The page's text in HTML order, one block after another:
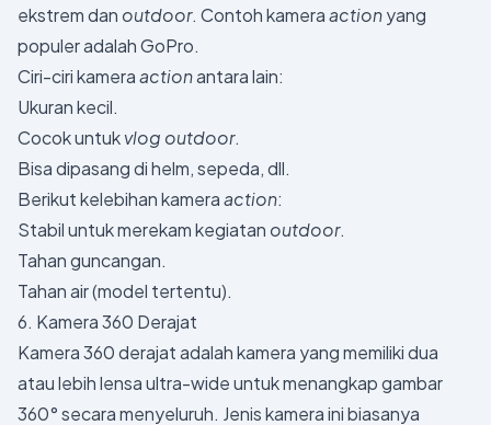
ekstrem dan outdoor. Contoh kameraactionyang
populer adalah GoPro.
Ciri-ciri kameraactionantara lain:
Ukuran kecil.
Cocok untukvlog outdoor.
Bisa dipasang di helm, sepeda, dll.
Berikut kelebihan kameraaction:
Stabil untuk merekam kegiatan outdoor.
Tahan guncangan.
Tahan air (model tertentu).
6. Kamera 360 Derajat
Kamera 360 derajat adalah kamera yang memiliki dua
atau lebih lensa ultra-wide untuk menangkap gambar
360° secara menyeluruh. Jenis kamera ini biasanya